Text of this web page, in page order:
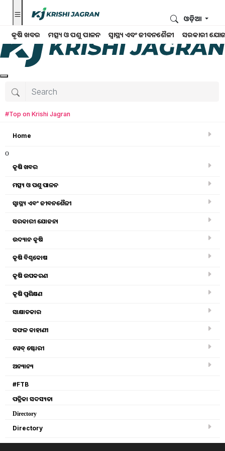
କୃଷି ଖବର ମତ୍ସ୍ୟ ଓ ପଶୁ ପାଳନ ସ୍ୱାସ୍ଥ୍ୟ ଏବଂ ଜୀବନଶୈଳୀ ସରକାରୀ
ଓଡ଼ିଆ
#Top on Krishi Jagran
Home
o
କୃଷି ଖବର
ମତ୍ସ୍ୟ ଓ ପଶୁ ପାଳନ
ସ୍ୱାସ୍ଥ୍ୟ ଏବଂ ଜୀବନଶୈଳୀ
ସରକାରୀ ଯୋଜନା
ଉଦ୍ୟାନ କୃଷି
କୃଷି ବିଶ୍ବକୋଷ
କୃଷି ଉପକରଣ
କୃଷି ପ୍ରଶିକ୍ଷଣ
ସାକ୍ଷାତକାର
ସଫଳ କାହାଣୀ
ୱେବ୍ ଷ୍ଟୋରୀ
ଅନ୍ୟାନ୍ୟ
#FTB
ପତ୍ରିକା ସଦସ୍ୟତା
Directory
Directory
Home
ନଦୀ ଉପରେ ଏକ ବାର୍ତ୍ତା !
ରମଣ ଗୋଗୁଲା ଙ୍କ ସହ
ଚାଏ ପେ ଚର୍ଚା
Wednesday, 19 February 2020 09:43 AM